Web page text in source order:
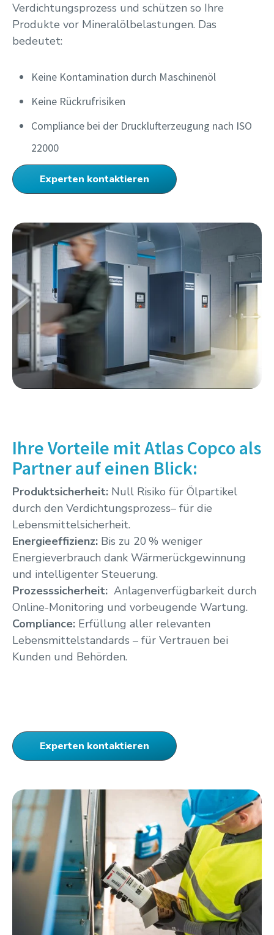
Verdichtungsprozess und schützen so Ihre
Produkte vor Mineralölbelastungen. Das
bedeutet:
Keine Kontamination durch Maschinenöl
Keine Rückrufrisiken
Compliance bei der Drucklufterzeugung nach ISO
22000
Experten kontaktieren
Ihre Vorteile mit Atlas Copco als
Partner auf einen Blick:
Produktsicherheit: Null Risiko für Ölpartikel
durch den Verdichtungsprozess– für die
Lebensmittelsicherheit.
Energieeffizienz: Bis zu 20 % weniger
Energieverbrauch dank Wärmerückgewinnung
und intelligenter Steuerung.
Prozesssicherheit: Anlagenverfügbarkeit durch
Online-Monitoring und vorbeugende Wartung.
Compliance: Erfüllung aller relevanten
Lebensmittelstandards – für Vertrauen bei
Kunden und Behörden.
Experten kontaktieren